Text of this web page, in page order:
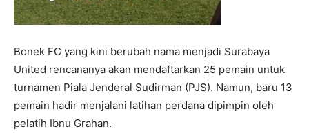
Bonek FC yang kini berubah nama menjadi Surabaya
United rencananya akan mendaftarkan 25 pemain untuk
turnamen Piala Jenderal Sudirman (PJS). Namun, baru 13
pemain hadir menjalani latihan perdana dipimpin oleh
pelatih Ibnu Grahan.